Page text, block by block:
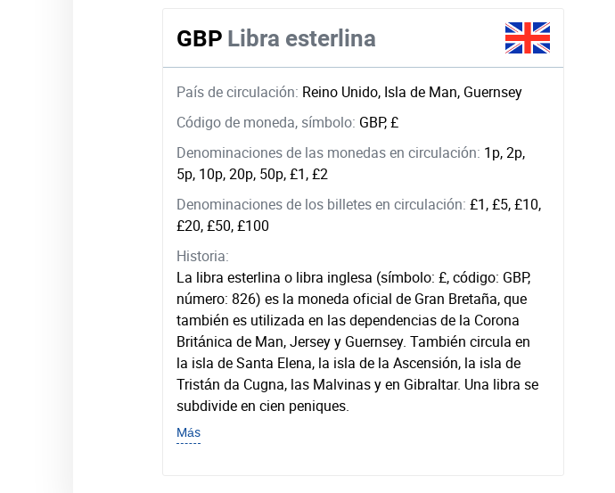
GBP Libra esterlina
País de circulación: Reino Unido, Isla de Man, Guernsey
Código de moneda, símbolo: GBP, £
Denominaciones de las monedas en circulación: 1p, 2p,
5p, 10p, 20p, 50p, £1, £2
Denominaciones de los billetes en circulación: £1, £5, £10,
£20, £50, £100
Historia:
La libra esterlina o libra inglesa (símbolo: £, código: GBP,
número: 826) es la moneda oficial de Gran Bretaña, que
también es utilizada en las dependencias de la Corona
Británica de Man, Jersey y Guernsey. También circula en
la isla de Santa Elena, la isla de la Ascensión, la isla de
Tristán da Cugna, las Malvinas y en Gibraltar. Una libra se
subdivide en cien peniques.
Más